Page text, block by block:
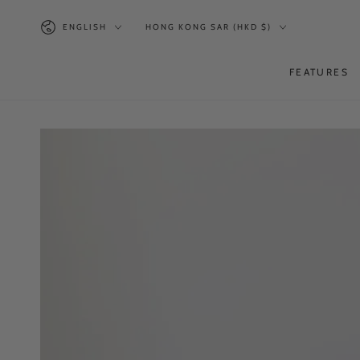
CONTENT
Language
ENGLISH Country/region
HONG KONG SAR (HKD $)
FEATURES